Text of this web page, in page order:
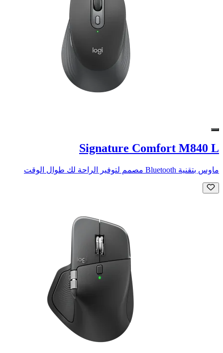
Signature Comfort M840 L
ماوس بتقنية Bluetooth مصمم لتوفير الراحة لك طوال الوقت